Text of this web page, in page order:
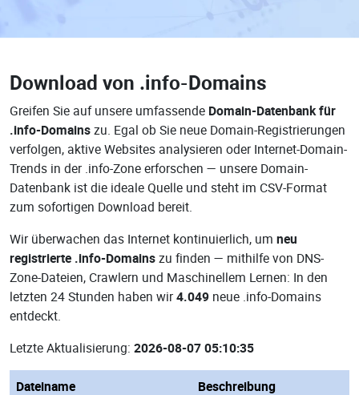
Download von .info-Domains
Greifen Sie auf unsere umfassende Domain-Datenbank für
.info-Domainszu. Egal ob Sie neue Domain-Registrierungen
verfolgen, aktive Websites analysieren oder Internet-Domain-
Trends in der .info-Zone erforschen — unsere Domain-
Datenbank ist die ideale Quelle und steht im CSV-Format
zum sofortigen Download bereit.
Wir überwachen das Internet kontinuierlich, um neu
registrierte .info-Domainszu finden — mithilfe von DNS-
Zone-Dateien, Crawlern und Maschinellem Lernen: In den
letzten 24 Stunden haben wir4.049 neue .info-Domains
entdeckt.
Letzte Aktualisierung: 2026-08-07 05:10:35
Dateiname Beschreibung